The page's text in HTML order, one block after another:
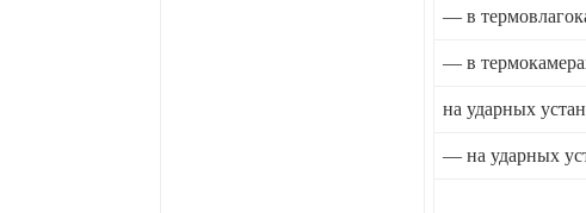
— в
— в
на ударных
— на ударных